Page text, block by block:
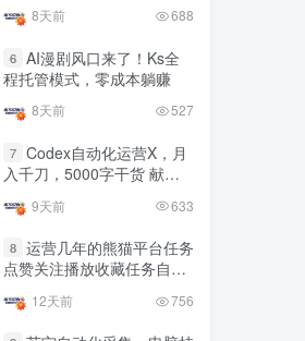
腾讯欢乐斗地主打金项目，
回收欢乐豆 一台电脑日收益
500+
3年前 5673人已阅读
外面开车的三角洲出售脚
本，无卡密版本 单窗口日收
益30-70+ 可批量操作
1年前 4885人已阅读
最新快手极速版秒货脚本，
直播间扫货必备神器【秒货
2年前 4559人已阅读
0粉0基础抖音做旅游直播，
30天带货250万GMV，纯利
10万，及经验
8天前 688
6 AI漫剧风口来了！Ks全
程托管模式，零成本躺赚
8天前 527
7 Codex自动化运营X，月
入千刀，5000字干货 献给
9天前 633
8 运营几年的熊猫平台任务
点赞关注播放收藏任务自动
量
12天前 756